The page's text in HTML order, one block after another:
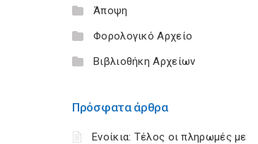
Άποψη
Φορολογικό Αρχείο
Βιβλιοθήκη Αρχείων
Πρόσφατα άρθρα
Ενοίκια: Τέλος οι πληρωμές με